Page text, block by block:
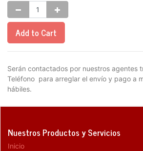
Add to Cart
Serán contactados por nuestros agentes
Teléfono para arreglar el envío y pago a
hábiles.
Nuestros Productos y Servicios
Inicio